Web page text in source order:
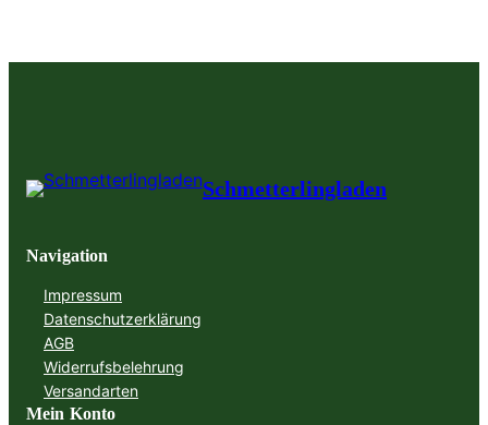
Schmetterlingladen
Navigation
Impressum
Datenschutzerklärung
AGB
Widerrufsbelehrung
Versandarten
Mein Konto